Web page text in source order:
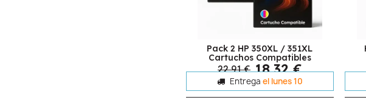
Pack 2 HP 350XL / 351XL
Cartuchos Compatibles
22,91 € 18,32 €
Entrega el lunes 10